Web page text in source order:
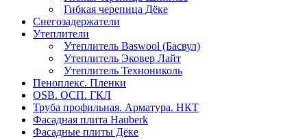
Гибкая черепица Дёке
Снегозадержатели
Утеплители
Утеплитель Baswool (Басвул)
Утеплитель Эковер Лайт
Утеплитель Технониколь
Пеноплекс. Пленки
OSB. ОСП. ГКЛ
Труба профильная. Арматура. НКТ
Фасадная плита Hauberk
Фасадные плиты Дёке